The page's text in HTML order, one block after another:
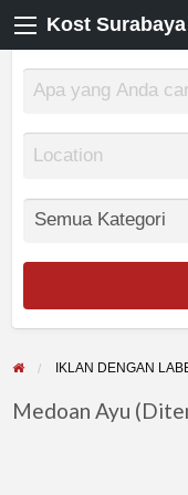
Kost Surabaya
IKLAN DENGAN
Medoan Ayu